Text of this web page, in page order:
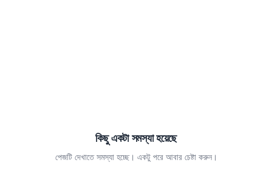
কিছু একটা সমস্যা হয়েছে
পেজটি দেখাতে সমস্যা হচ্ছে। একটু পরে আবার চেষ্টা করুন।